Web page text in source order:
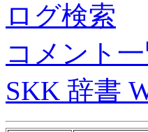
ログ検索
コメント
SKK 辞書